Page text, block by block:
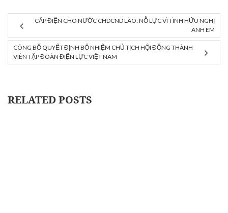
CẤP ĐIỆN CHO NƯỚC CHDCND LÀO: NỖ LỰC VÌ TÌNH HỮU NGHỊ
ANH EM
CÔNG BỐ QUYẾT ĐỊNH BỔ NHIỆM CHỦ TỊCH HỘI ĐỒNG THÀNH
VIÊN TẬP ĐOÀN ĐIỆN LỰC VIỆT NAM
RELATED POSTS